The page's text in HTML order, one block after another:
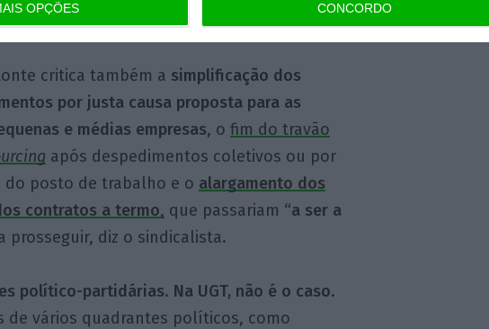
OPÇÕES CONCORDO
atira o secretário-geral adjunto.
critica também a simplificação dos
por justa causa proposta para as
e médias empresas, o fim do travão
após despedimentos coletivos ou por
do posto de trabalho e o alargamento dos
contratos a termo, que passariam “a ser a
prosseguir, diz o sindicalista.
político-partidárias. Na UGT, não é o caso.
de vários quadrantes políticos, como